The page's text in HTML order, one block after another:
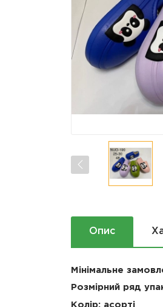
Опис
Мінімальне
Розмірний ряд
Колір: асорті